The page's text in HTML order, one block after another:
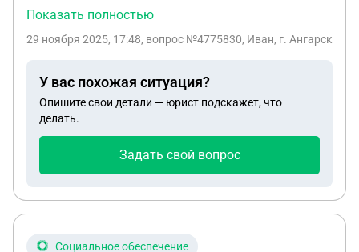
материальной ответственности (заставляет
обязанности по возврату денежных средств
соответствии с ЗоЗПП. **2. Хронология событий:**
(технически сложный товар). * **Обращение:**
неработающем динамике (дефект подтвердился
связи). * **Действие сотрудника:** Я, как
денежных средств, руководствуясь ст. 18 ЗоЗПП.
Показать полностью
29 ноября 2025, 17:48, вопрос №4775830, Иван, г. Ангарск
У вас похожая ситуация?
Опишите свои детали — юрист подскажет, что
делать.
Задать свой вопрос
Социальное обеспечение